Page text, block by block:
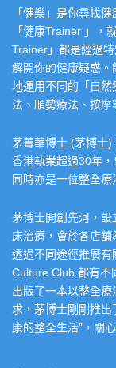
「健樂」是你尋找
「健康Trainer 」，
Trainer」都是經過
解開你的健康疑惑
地運用不同的「自
法、順勢療法、按摩
茅菁華博士 (茅博士)
香港執業超過30年
同時亦是一位整全療
茅博士開創先河，
床治療，會於各店
透過不同途徑推廣
Culture Club 都有不
出版了一本以整全
求，茅博士剛剛推
康的整全生活”，關